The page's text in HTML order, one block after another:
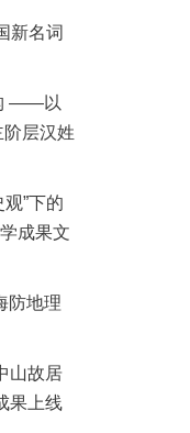
新名词
——以
阶层汉姓
”下的
成果文
防地理
山故居
果上线